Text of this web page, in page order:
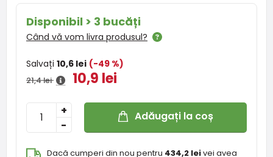
Disponibil > 3 bucăți
Când vă vom livra produsul?
Salvați 10,6 lei (-49 %)
21,4 lei 10,9 lei
-
+ Adăugați la coș
Dacă cumperi din nou pentru 434,2 leivei avea